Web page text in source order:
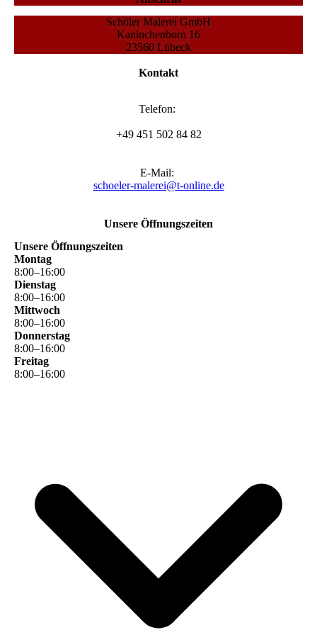
Schöler Malerei GmbH
Kaninchenborn 16
23560 Lübeck
Kontakt
Telefon:
+49 451 502 84 82
E-Mail:
schoeler-malerei@t-online.de
Unsere Öffnungszeiten
Unsere Öffnungszeiten
Montag
8:00–16:00
Dienstag
8:00–16:00
Mittwoch
8:00–16:00
Donnerstag
8:00–16:00
Freitag
8:00–16:00